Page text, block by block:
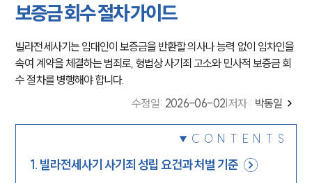
보증금 회수 절차 가이드
빌라전세사기는 임대인이 보증금을 반환할 의사나 능력 없이 임차인을
속여 계약을 체결하는 범죄로, 형법상 사기죄 고소와 민사적 보증금 회
수 절차를 병행해야 합니다.
수정일: 2026-06-02 저자 : 박동일
CONTENTS
1. 빌라전세사기 사기죄 성립 요건과 처벌 기준